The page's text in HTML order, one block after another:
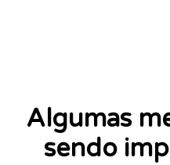
Algumas
sendo